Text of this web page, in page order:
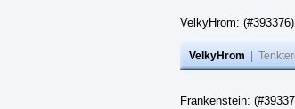
VelkyHrom:
VelkyHrom
Frankenstein: